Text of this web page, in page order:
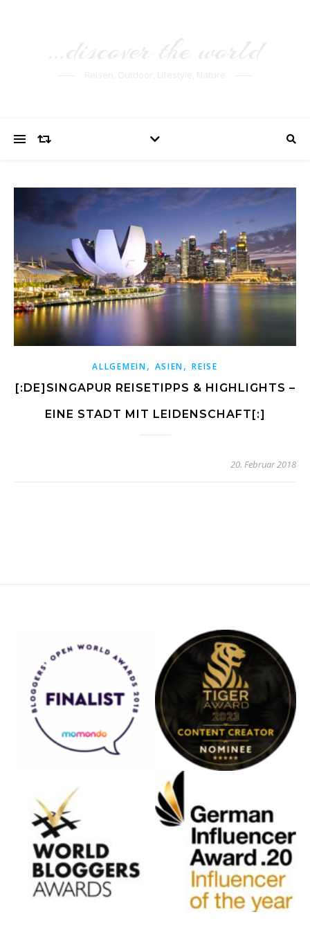
ALLGEMEIN, ASIEN,REISE
[:DE]SINGAPUR REISETIPPS & HIGHLIGHTS –
EINE STADT MIT LEIDENSCHAFT[:]
20. Februar 2018